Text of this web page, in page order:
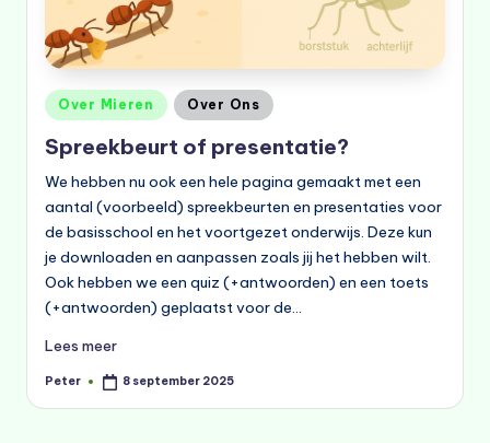
Geplaatst
in
Over Mieren Over Ons
Spreekbeurt of presentatie?
We hebben nu ook een hele pagina gemaakt met een
aantal (voorbeeld) spreekbeurten en presentaties voor
de basisschool en het voortgezet onderwijs. Deze kun
je downloaden en aanpassen zoals jij het hebben wilt.
Ook hebben we een quiz (+antwoorden) en een toets
(+antwoorden) geplaatst voor de…
Lees meer
Geplaatst
Peter 8 september 2025